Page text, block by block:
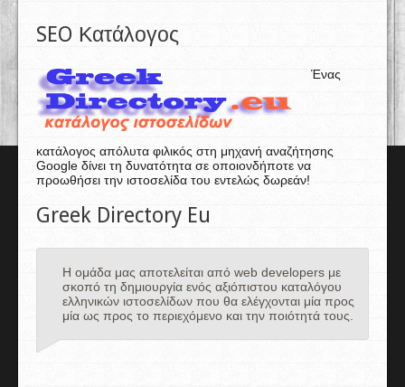
SEO Κατάλογος
Ένας
κατάλογος απόλυτα φιλικός στη μηχανή αναζήτησης
Google δίνει τη δυνατότητα σε οποιονδήποτε να
προωθήσει την ιστοσελίδα του εντελώς δωρεάν!
Greek Directory Eu
Η ομάδα μας αποτελείται από web developers με
σκοπό τη δημιουργία ενός αξιόπιστου καταλόγου
ελληνικών ιστοσελίδων που θα ελέγχονται μία προς
μία ως προς το περιεχόμενο και την ποιότητά τους.